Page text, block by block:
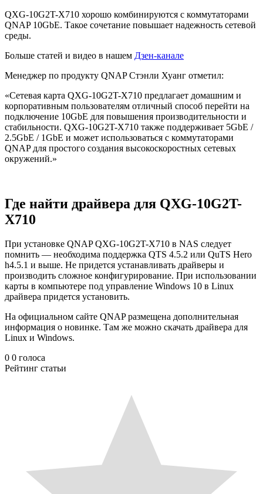
QXG-10G2T-X710 хорошо комбинируются с коммутаторами
QNAP 10GbE. Такое сочетание повышает надежность сетевой
среды.
Больше статей и видео в нашем Дзен-канале
Менеджер по продукту QNAP Стэнли Хуанг отметил:
«Сетевая карта QXG-10G2T-X710 предлагает домашним и
корпоративным пользователям отличный способ перейти на
подключение 10GbE для повышения производительности и
стабильности. QXG-10G2T-X710 также поддерживает 5GbE /
2.5GbE / 1GbE и может использоваться с коммутаторами
QNAP для простого создания высокоскоростных сетевых
окружений.»
Где найти драйвера для QXG-10G2T-
X710
При установке QNAP QXG-10G2T-X710 в NAS следует
помнить — необходима поддержка QTS 4.5.2 или QuTS Hero
h4.5.1 и выше. Не придется устанавливать драйверы и
производить сложное конфигурирование. При использовании
карты в компьютере под управление Windows 10 в Linux
драйвера придется установить.
На официальном сайте QNAP размещена дополнительная
информация о новинке. Там же можно скачать драйвера для
Linux и Windows.
0 0 голоса
Рейтинг статьи